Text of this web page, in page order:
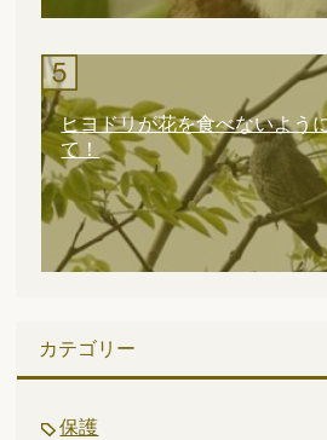
ヒヨドリが花を食べないよう
て！
カテゴリー
保護